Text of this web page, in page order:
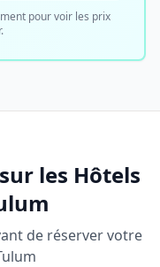
pour voir les prix
les Hôtels
de réserver votre